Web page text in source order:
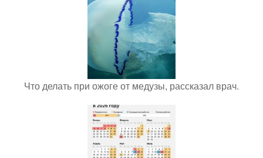
Что делать при ожоге от медузы, рассказал врач.